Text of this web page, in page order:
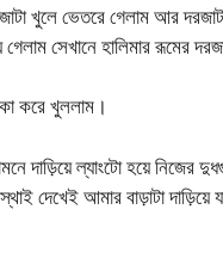
খুলে ভেতরে গেলাম আর দরজাটা
সেখানে হালিমার রূমের
করে খুললাম।
দাড়িয়ে ল্যাংটো হয়ে নিজের
দেখেই আমার বাড়াটা দাড়িয়ে